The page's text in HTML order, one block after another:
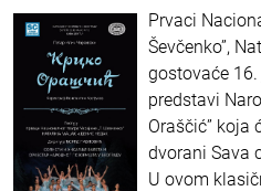
Prvaci
Ševčenko”,
gostovaće
predstavi
Oraščić” koja
dvorani Sava
U ovom